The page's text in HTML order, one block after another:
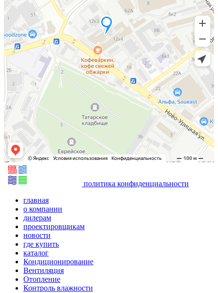
политика конфиденциальности
главная
о компании
дилерам
проектировщикам
новости
где купить
каталог
Кондиционирование
Вентиляция
Отопление
Контроль влажности